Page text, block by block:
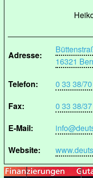
Adresse:
16321
Telefon:
0 33 38/
Fax:
0 33 38/
E-Mail:
Website: